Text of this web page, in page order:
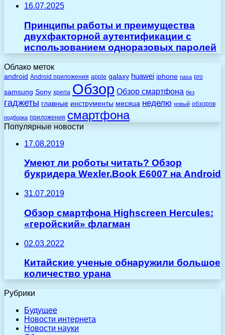
16.07.2025
Принципы работы и преимущества
двухфакторной аутентификации с
использованием одноразовых паролей
Облако меток
android Android приложения apple galaxy huawei iphone nasa pro
samsung Sony xperia Обзор Обзор смартфона без
гаджеты главные инструменты месяца неделю новый обзоров
подборка приложения смартфона
Популярные новости
17.08.2019
Умеют ли роботы читать? Обзор
букридера Wexler.Book E6007 на Android
31.07.2019
Обзор смартфона Highscreen Hercules:
«геройский» флагман
02.03.2022
Китайские ученые обнаружили большое
количество урана
Рубрики
Будущее
Новости интернета
Новости науки